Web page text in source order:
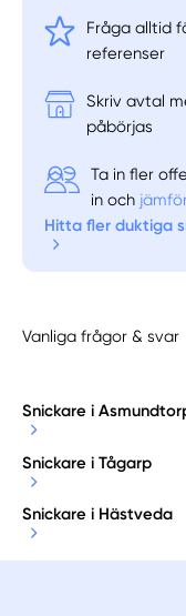
Fråga alltid
referenser
Skriv avtal
påbörjas
Ta in fler
in och
Hitta fler duktiga
Vanliga frågor & svar
Snickare i
Snickare i Tågarp
Snickare i Hästveda